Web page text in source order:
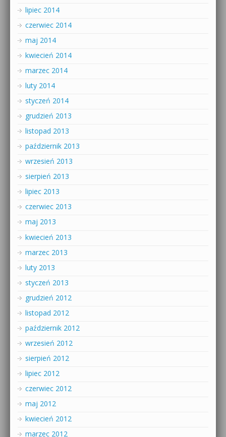
lipiec 2014
czerwiec 2014
maj 2014
kwiecień 2014
marzec 2014
luty 2014
styczeń 2014
grudzień 2013
listopad 2013
październik 2013
wrzesień 2013
sierpień 2013
lipiec 2013
czerwiec 2013
maj 2013
kwiecień 2013
marzec 2013
luty 2013
styczeń 2013
grudzień 2012
listopad 2012
październik 2012
wrzesień 2012
sierpień 2012
lipiec 2012
czerwiec 2012
maj 2012
kwiecień 2012
marzec 2012